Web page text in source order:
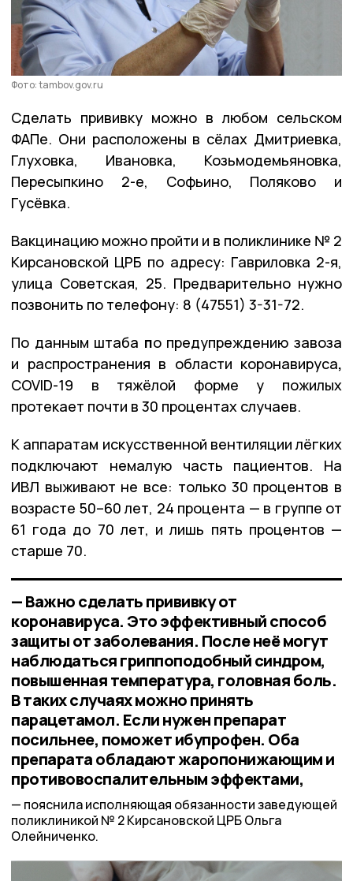
Фото: tambov.gov.ru
Сделать прививку можно в любом сельском
ФАПе. Они расположены в сёлах Дмитриевка,
Глуховка, Ивановка, Козьмодемьяновка,
Пересыпкино 2-е, Софьино, Поляково и
Гусёвка.
Вакцинацию можно пройти и в поликлинике № 2
Кирсановской ЦРБ по адресу: Гавриловка 2-я,
улица Советская, 25. Предварительно нужно
позвонить по телефону: 8 (47551) 3-31-72.
По данным штаба по предупреждению завоза
и распространения в области коронавируса,
COVID-19 в тяжёлой форме у пожилых
протекает почти в 30 процентах случаев.
К аппаратам искусственной вентиляции лёгких
подключают немалую часть пациентов. На
ИВЛ выживают не все: только 30 процентов в
возрасте 50–60 лет, 24 процента — в группе от
61 года до 70 лет, и лишь пять процентов —
старше 70.
— Важно сделать прививку от
коронавируса. Это эффективный способ
защиты от заболевания. После неё могут
наблюдаться гриппоподобный синдром,
повышенная температура, головная боль.
В таких случаях можно принять
парацетамол. Если нужен препарат
посильнее, поможет ибупрофен. Оба
препарата обладают жаропонижающим и
противовоспалительным эффектами,
пояснила исполняющая обязанности заведующей
поликлиникой № 2 Кирсановской ЦРБ Ольга
Олейниченко.